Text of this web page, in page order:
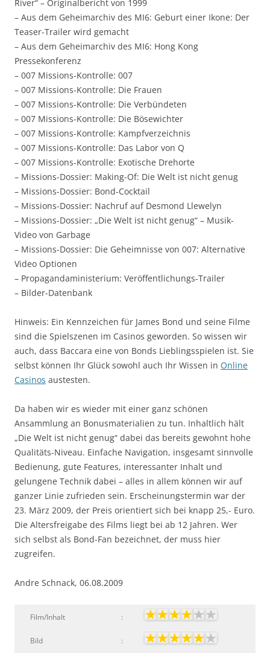
River“ – Originalbericht von 1999
– Aus dem Geheimarchiv des MI6: Geburt einer Ikone: Der
Teaser-Trailer wird gemacht
– Aus dem Geheimarchiv des MI6: Hong Kong
Pressekonferenz
– 007 Missions-Kontrolle: 007
– 007 Missions-Kontrolle: Die Frauen
– 007 Missions-Kontrolle: Die Verbündeten
– 007 Missions-Kontrolle: Die Bösewichter
– 007 Missions-Kontrolle: Kampfverzeichnis
– 007 Missions-Kontrolle: Das Labor von Q
– 007 Missions-Kontrolle: Exotische Drehorte
– Missions-Dossier: Making-Of: Die Welt ist nicht genug
– Missions-Dossier: Bond-Cocktail
– Missions-Dossier: Nachruf auf Desmond Llewelyn
– Missions-Dossier: „Die Welt ist nicht genug“ – Musik-
Video von Garbage
– Missions-Dossier: Die Geheimnisse von 007: Alternative
Video Optionen
– Propagandaministerium: Veröffentlichungs-Trailer
– Bilder-Datenbank
Hinweis: Ein Kennzeichen für James Bond und seine Filme
sind die Spielszenen im Casinos geworden. So wissen wir
auch, dass Baccara eine von Bonds Lieblingsspielen ist. Sie
selbst können Ihr Glück sowohl auch Ihr Wissen in Online
Casinos austesten.
Da haben wir es wieder mit einer ganz schönen
Ansammlung an Bonusmaterialien zu tun. Inhaltlich hält
„Die Welt ist nicht genug“ dabei das bereits gewohnt hohe
Qualitäts-Niveau. Einfache Navigation, insgesamt sinnvolle
Bedienung, gute Features, interessanter Inhalt und
gelungene Technik dabei – alles in allem können wir auf
ganzer Linie zufrieden sein. Erscheinungstermin war der
23. März 2009, der Preis orientiert sich bei knapp 25,- Euro.
Die Altersfreigabe des Films liegt bei ab 12 Jahren. Wer
sich selbst als Bond-Fan bezeichnet, der muss hier
zugreifen.
Andre Schnack, 06.08.2009
Film/Inhalt :
Bild :